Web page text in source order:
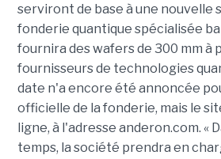
serviront de base à une nouvelle
fonderie quantique spécialisée
fournira des wafers de 300 mm à
fournisseurs de technologies
date n'a encore été annoncée
officielle de la fonderie, mais le
ligne, à l'adresse anderon.com. «
temps, la société prendra en